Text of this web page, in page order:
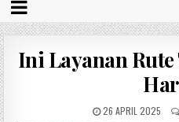
Ini Layanan
26 APRIL 2025